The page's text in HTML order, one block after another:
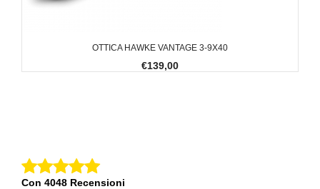
OTTICA HAWKE VANTAGE 3-9X40
€139,00
Con 4048 Recensioni